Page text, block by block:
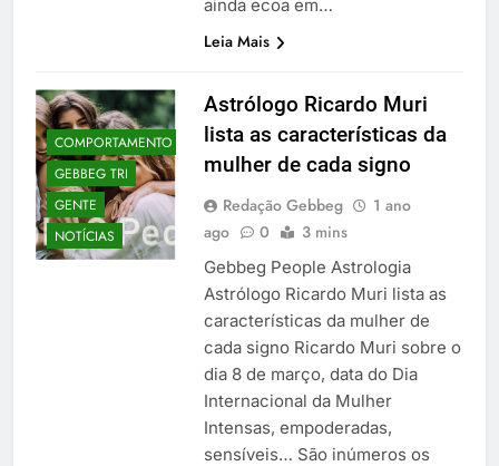
ainda ecoa em…
Leia Mais
COMPORTAMENTO
GEBBEG TRI
GENTE
NOTÍCIAS
Astrólogo Ricardo Muri
lista as características da
mulher de cada signo
Redação Gebbeg
1 ano
ago
0 3 mins
Gebbeg People Astrologia
Astrólogo Ricardo Muri lista as
características da mulher de
cada signo Ricardo Muri sobre o
dia 8 de março, data do Dia
Internacional da Mulher
Intensas, empoderadas,
sensíveis… São inúmeros os